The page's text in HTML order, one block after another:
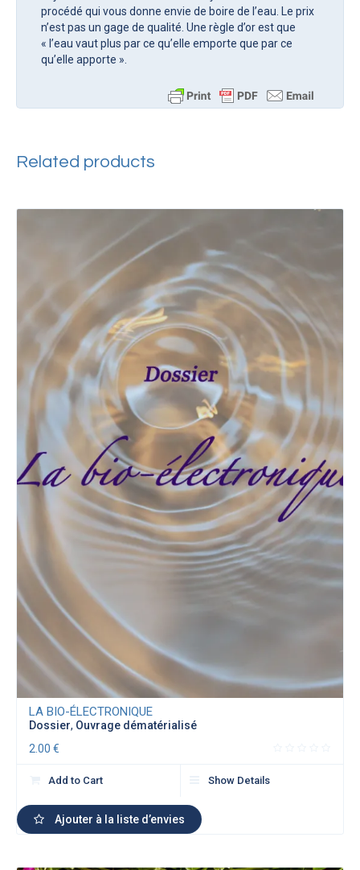
procédé qui vous donne envie de boire de l’eau. Le prix
n’est pas un gage de qualité. Une règle d’or est que
« l’eau vaut plus par ce qu’elle emporte que par ce
qu’elle apporte ».
Related products
LA BIO-ÉLECTRONIQUE
Dossier, Ouvrage dématérialisé
2.00€
Add to Cart Show Details
Ajouter à la liste d’envies